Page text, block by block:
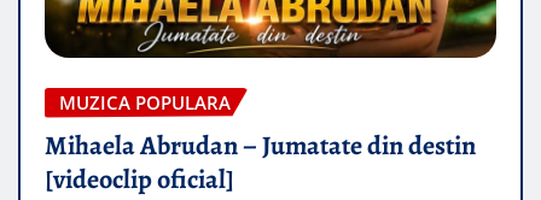
MUZICA POPULARA
Mihaela Abrudan – Jumatate din destin
[videoclip oficial]